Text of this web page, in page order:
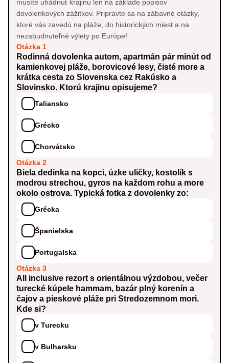
musíte uhádnuť krajinu len na základe popisov
dovolenkových zážitkov. Pripravte sa na zábavné otázky,
ktoré vás zavedú na pláže, do historických miest a na
nezabudnuteľné výlety po Európe!
Otázka 1
Rodinná dovolenka autom, apartmán pár minút od
kamienkovej pláže, borovicové lesy, čisté more a
krátka cesta zo Slovenska cez Rakúsko a
Slovinsko. Ktorú krajinu opisujeme?
Taliansko
Grécko
Chorvátsko
Otázka 2
Biela dedinka na kopci, úzke uličky, kostolík s
modrou strechou, gyros na každom rohu a more
okolo ostrova. Typická fotka z dovolenky zo:
Grécka
Španielska
Portugalska
Otázka 3
All inclusive rezort s orientálnou výzdobou, večer
turecké kúpele hammam, bazár plný korenín a
čajov a pieskové pláže pri Stredozemnom mori.
Kde si?
v Turecku
v Bulharsku